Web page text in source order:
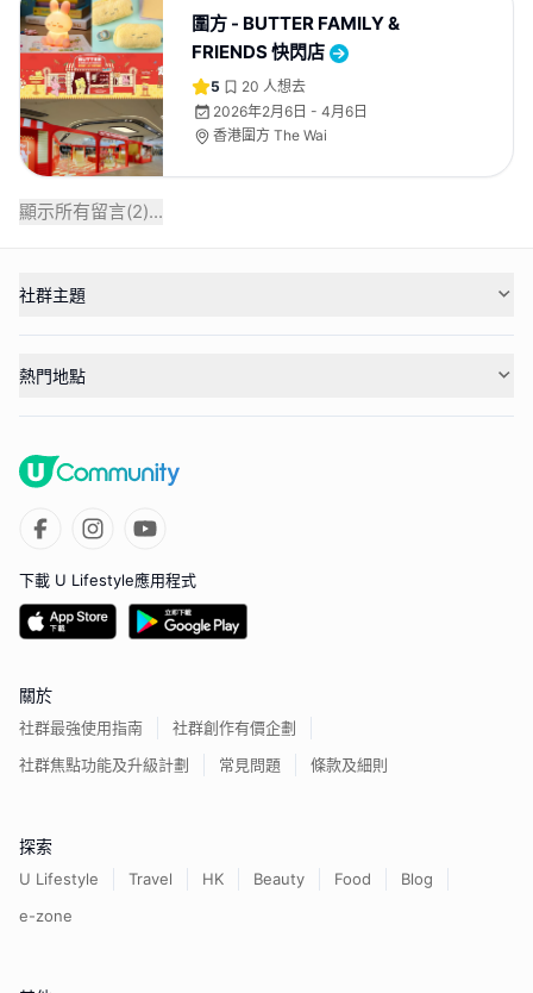
圍方 - BUTTER FAMILY &
FRIENDS 快閃店
5 20 人想去
2026年2月6日 - 4月6日
香港圍方 The Wai
顯示所有留言(2)...
社群主題
熱門地點
下載 U Lifestyle應用程式
關於
社群最強使用指南
社群創作有價企劃
社群焦點功能及升級計劃
常見問題 條款及細則
探索
U Lifestyle Travel HK Beauty Food
Blog
e-zone